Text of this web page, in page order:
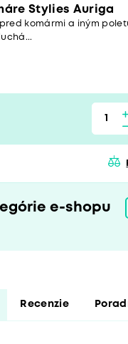
Stylies Auriga
komármi a iným
e-shopu
Recenzie